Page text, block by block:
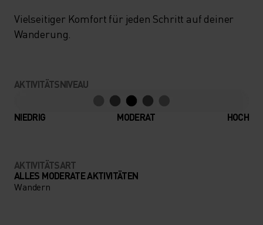
Vielseitiger Komfort für jeden Schritt auf deiner
Wanderung.
AKTIVITÄTSNIVEAU
NIEDRIG MODERAT HOCH
AKTIVITÄTSART
ALLES MODERATE AKTIVITÄTEN
Wandern